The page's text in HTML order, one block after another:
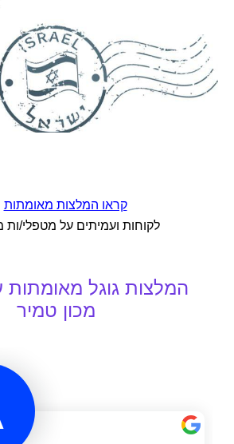
קראו המלצות מאומתות
לקוחות ועמיתים על מטפלי/ות